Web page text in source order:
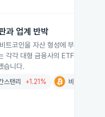
과 업계 반박
트코인을 자산 형성에 부적합한 '
각각 대형 금융사의 ETF 참여와
습니다.
스탠리 +1.21% 비트코인